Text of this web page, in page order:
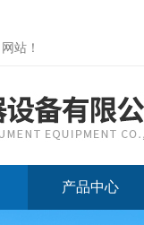
网站 ！
产品中心